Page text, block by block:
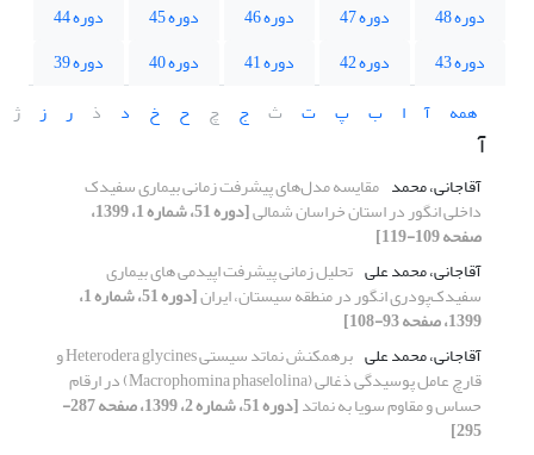
دوره 48
دوره 47 دوره 46 دوره 45
دوره 44
دوره 43
دوره 42 دوره 41 دوره 40
دوره 39
همه
آ ا ب پ ت ث ج چ ح خ د ذ ر ز ژ
آ
آقاجانی، محمد مقایسه مدل‌های پیشرفت زمانی بیماری سفیدک
داخلی انگور در استان خراسان شمالی [دوره 51، شماره 1، 1399،
صفحه 109-119]
آقاجانی، محمد علی تحلیل زمانی پیشرفت اپیدمی های بیماری
سفیدک‌پودری انگور در منطقه سیستان، ایران [دوره 51، شماره 1،
1399، صفحه 93-108]
آقاجانی، محمد علی
برهمکنش نماتد سیستی Heterodera glycines و
قارچ عامل پوسیدگی ذغالی (Macrophomina phaselolina) در ارقام
حساس و مقاوم سویا به نماتد [دوره 51، شماره 2، 1399، صفحه 287-
295]